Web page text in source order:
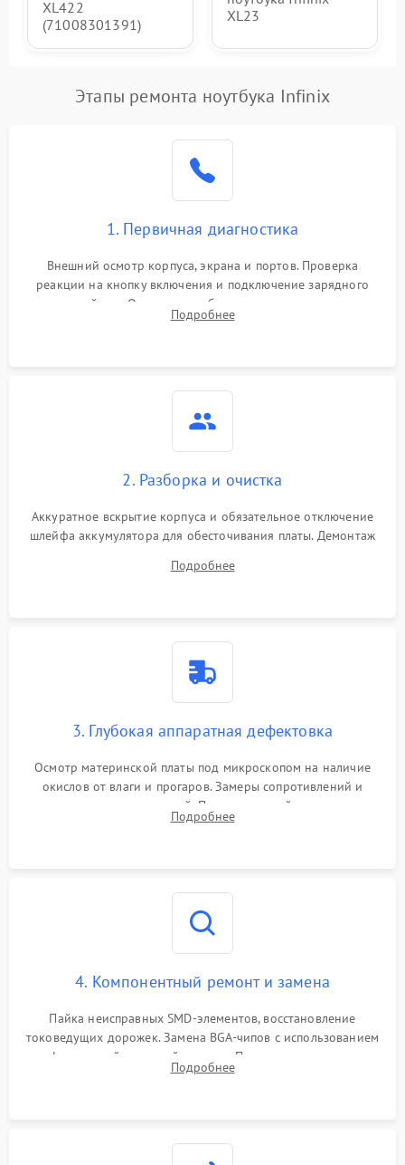
XL422
(71008301391)
XL23
Этапы ремонта ноутбука Infinix
1. Первичная диагностика
Внешний осмотр корпуса, экрана и портов. Проверка
реакции на кнопку включения и подключение зарядного
устройства. Оценка потребления тока с помощью
лабораторного блока питания для локализации проблемы.
Подробнее
2. Разборка и очистка
Аккуратное вскрытие корпуса и обязательное отключение
шлейфа аккумулятора для обесточивания платы. Демонтаж
высохшей термопасты с кристаллов чипов.
Подробнее
3. Глубокая аппаратная дефектовка
Осмотр материнской платы под микроскопом на наличие
окислов от влаги и прогаров. Замеры сопротивлений и
дежурных напряжений. Проверка цепей питания,
мультиконтроллера, процессора и видеочипа.
Подробнее
4. Компонентный ремонт и замена
Пайка неисправных SMD-элементов, восстановление
токоведущих дорожек. Замена BGA-чипов с использованием
инфракрасной паяльной станции. Прошивка микросхемы
BIOS или замена поврежденных портов USB
Подробнее